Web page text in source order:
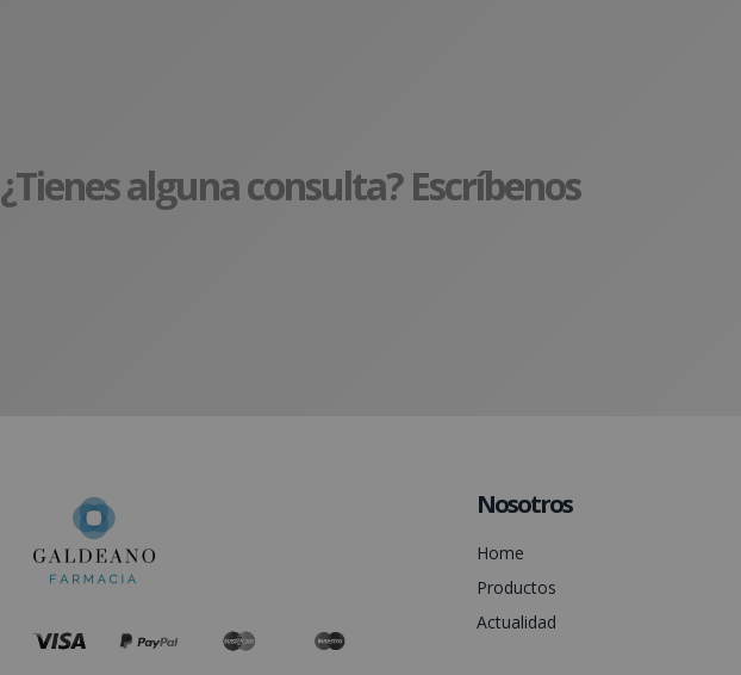
¿Tienes alguna consulta? Escríbenos
Nosotros
Home
Productos
Actualidad